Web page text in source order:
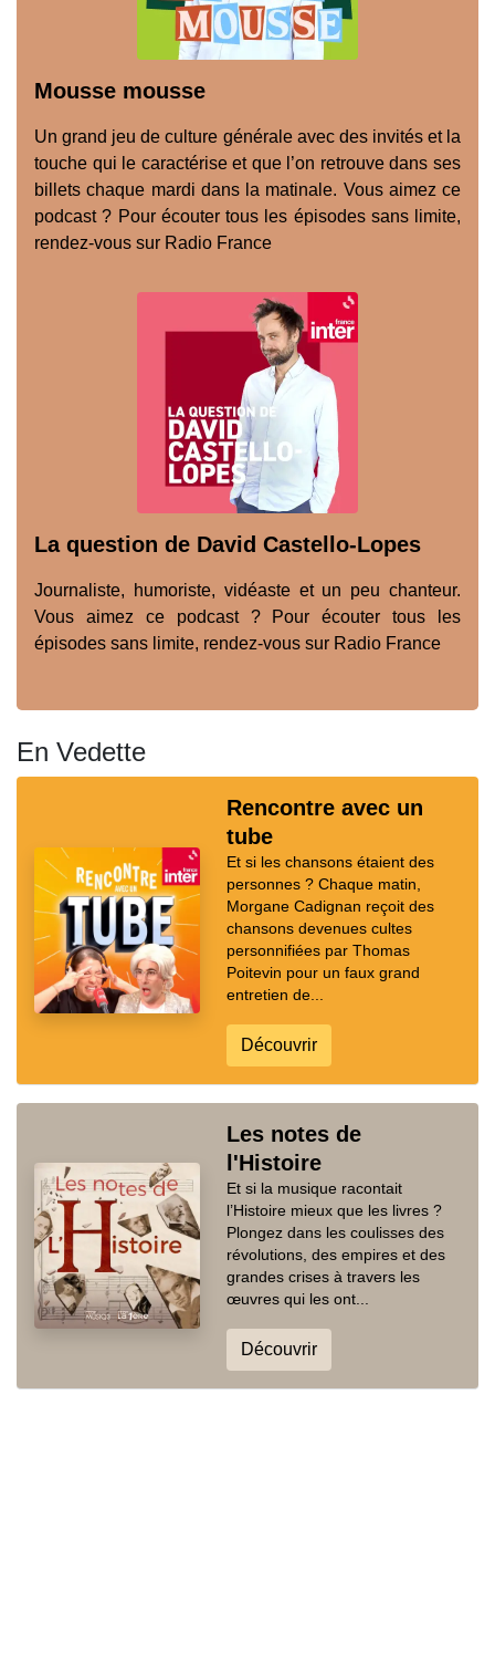
Mousse mousse
Un grand jeu de culture générale avec des invités et la
touche qui le caractérise et que l’on retrouve dans ses
billets chaque mardi dans la matinale. Vous aimez ce
podcast ? Pour écouter tous les épisodes sans limite,
rendez-vous sur Radio France
La question de David Castello-Lopes
Journaliste, humoriste, vidéaste et un peu chanteur.
Vous aimez ce podcast ? Pour écouter tous les
épisodes sans limite, rendez-vous sur Radio France
En Vedette
Rencontre avec un
tube
Et si les chansons étaient des
personnes ? Chaque matin,
Morgane Cadignan reçoit des
chansons devenues cultes
personnifiées par Thomas
Poitevin pour un faux grand
entretien de...
Découvrir
Les notes de
l'Histoire
Et si la musique racontait
l’Histoire mieux que les livres ?
Plongez dans les coulisses des
révolutions, des empires et des
grandes crises à travers les
œuvres qui les ont...
Découvrir